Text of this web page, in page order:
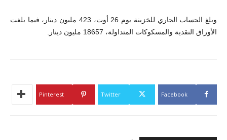
وبلغ الحساب الجاري للخزينة يوم 26 أوت، 423 مليون دينار، فيما بلغت
الأوراق النقدية والمسكوكات المتداولة، 18657 مليون دينار.
Facebook
Twitter
Pinterest